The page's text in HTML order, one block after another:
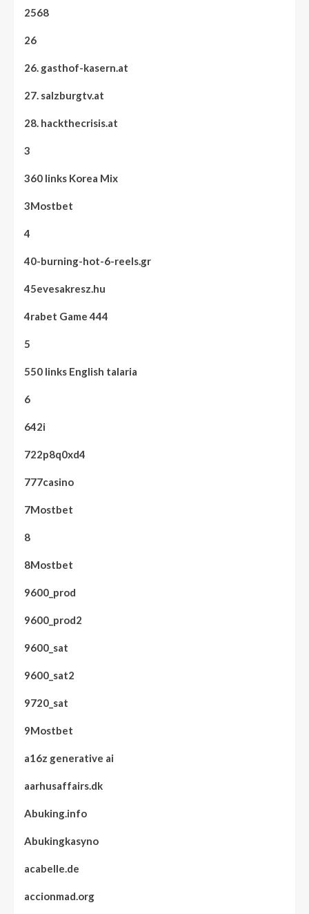
2568
26
26. gasthof-kasern.at
27. salzburgtv.at
28. hackthecrisis.at
3
360 links Korea Mix
3Mostbet
4
40-burning-hot-6-reels.gr
45evesakresz.hu
4rabet Game 444
5
550 links English talaria
6
642i
722p8q0xd4
777casino
7Mostbet
8
8Mostbet
9600_prod
9600_prod2
9600_sat
9600_sat2
9720_sat
9Mostbet
a16z generative ai
aarhusaffairs.dk
Abuking.info
Abukingkasyno
acabelle.de
accionmad.org